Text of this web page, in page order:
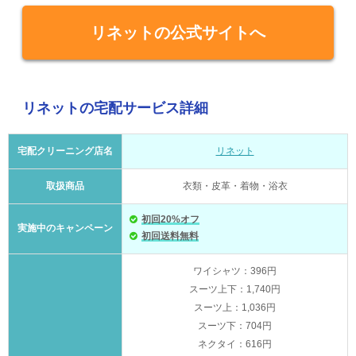
リネットの公式サイトへ
リネットの宅配サービス詳細
宅配クリーニング店名 リネット
取扱商品 衣類・皮革・着物・浴衣
実施中のキャンペーン
初回20%オフ
初回送料無料
ワイシャツ：396円
スーツ上下：1,740円
スーツ上：1,036円
スーツ下：704円
ネクタイ：616円